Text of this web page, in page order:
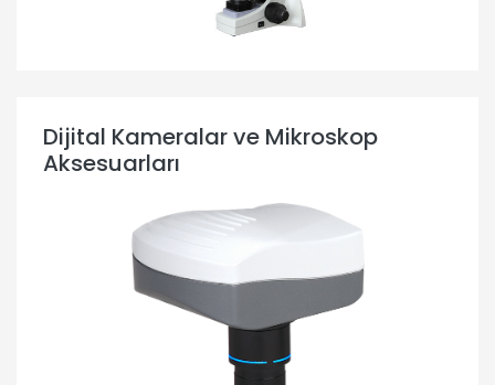
Dijital Kameralar ve Mikroskop
Aksesuarları